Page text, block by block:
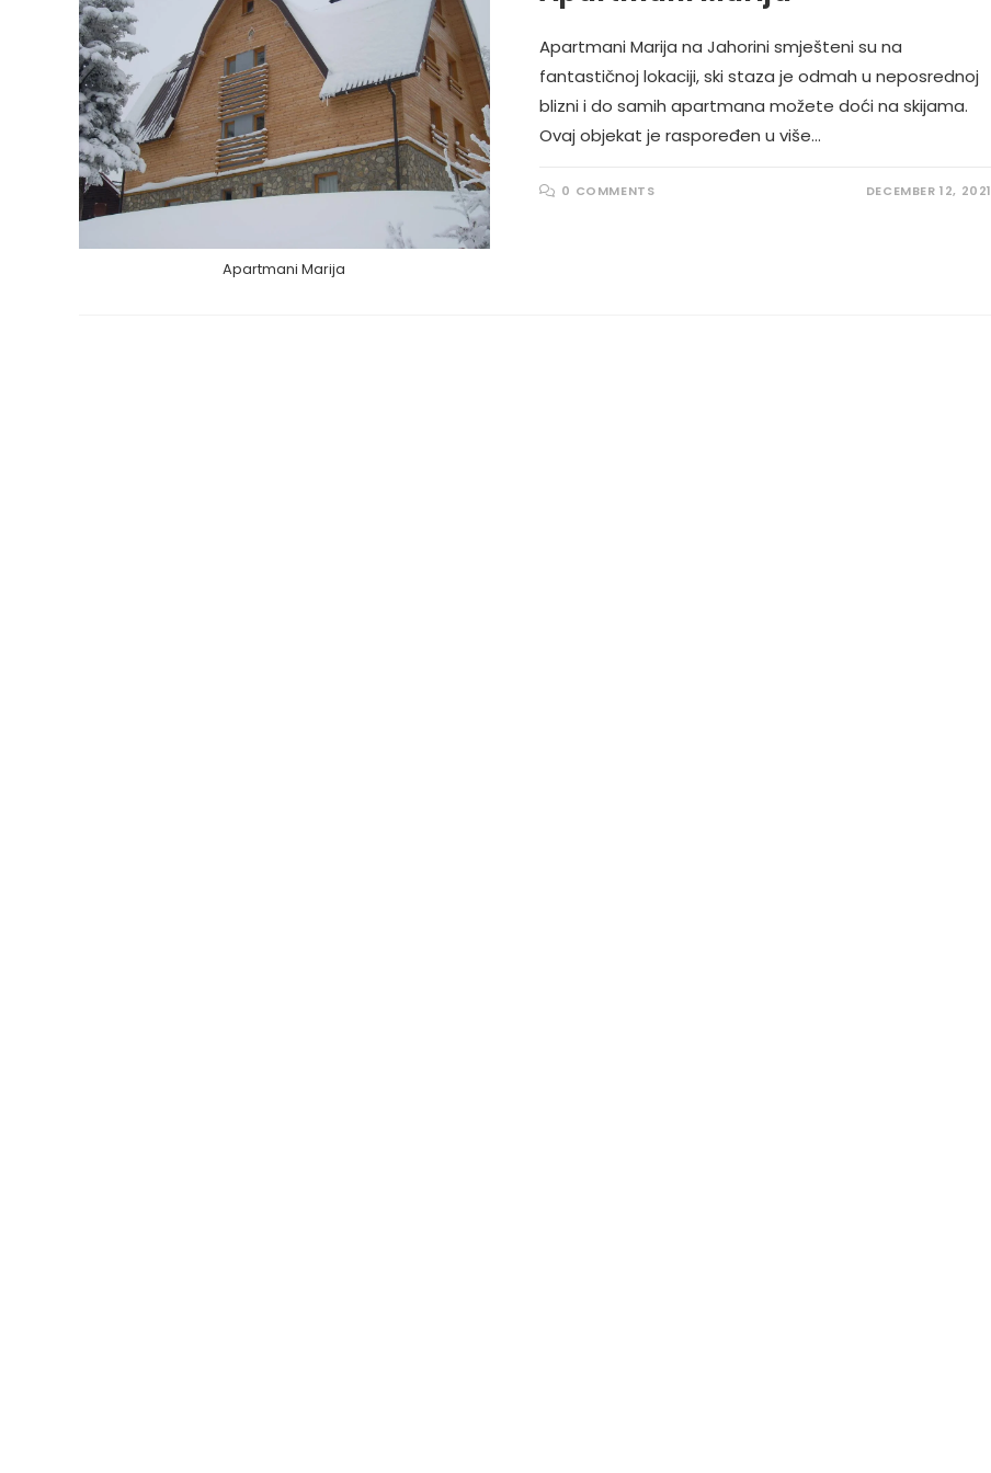
Apartmani Marija
Apartmani Marija na Jahorini smješteni su na
fantastičnoj lokaciji, ski staza je odmah u neposrednoj
blizni i do samih apartmana možete doći na skijama.
Ovaj objekat je raspoređen u više…
0 COMMENTS DECEMBER 12, 2021